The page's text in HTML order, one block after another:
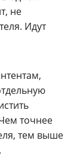
не
Идут
точнее
тем выше